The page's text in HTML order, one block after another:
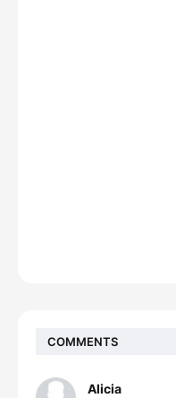
COMMENTS
Alicia